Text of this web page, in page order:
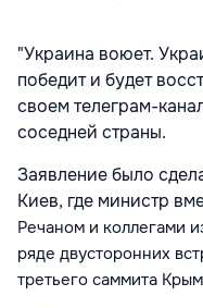
"Украина воюет.
победит и будет
своем телеграм-
соседней страны.
Заявление было
Киев, где министр
Речаном и коллегами
ряде двусторонних
третьего саммита